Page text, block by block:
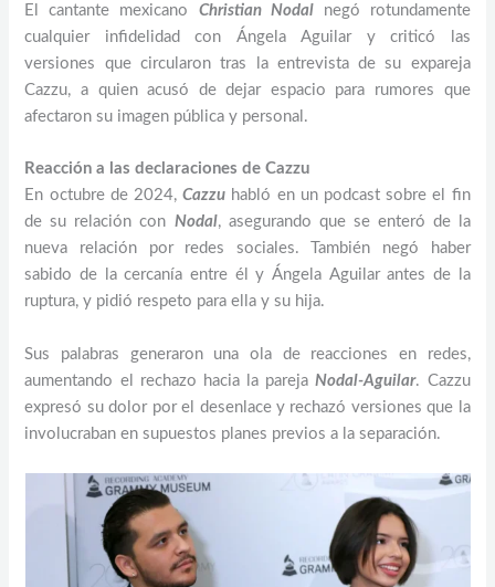
El cantante mexicano Christian Nodalnegó rotundamente
cualquier infidelidad con Ángela Aguilar y criticó las
versiones que circularon tras la entrevista de su expareja
Cazzu, a quien acusó de dejar espacio para rumores que
afectaron su imagen pública y personal.
Reacción a las declaraciones de Cazzu
En octubre de 2024,Cazzu habló en un podcast sobre el fin
de su relación con Nodal, asegurando que se enteró de la
nueva relación por redes sociales. También negó haber
sabido de la cercanía entre él y Ángela Aguilar antes de la
ruptura, y pidió respeto para ella y su hija.
Sus palabras generaron una ola de reacciones en redes,
aumentando el rechazo hacia la parejaNodal-Aguilar. Cazzu
expresó su dolor por el desenlace y rechazó versiones que la
involucraban en supuestos planes previos a la separación.